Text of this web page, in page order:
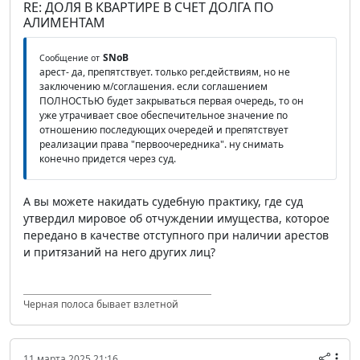
RE: ДОЛЯ В КВАРТИРЕ В СЧЕТ ДОЛГА ПО
АЛИМЕНТАМ
Сообщение от SNoB
арест- да, препятствует. только рег.действиям, но не
заключению м/соглашения. если соглашением
ПОЛНОСТЬЮ будет закрываться первая очередь, то он
уже утрачивает свое обеспечительное значение по
отношению последующих очередей и препятствует
реализации права "первоочередника". ну снимать
конечно придется через суд.
А вы можете накидать судебную практику, где суд
утвердил мировое об отчуждении имущества, которое
передано в качестве отступного при наличии арестов
и притязаний на него других лиц?
Черная полоса бывает взлетной